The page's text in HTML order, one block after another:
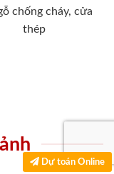
chống cháy, cửa
thép
Dự toán Online